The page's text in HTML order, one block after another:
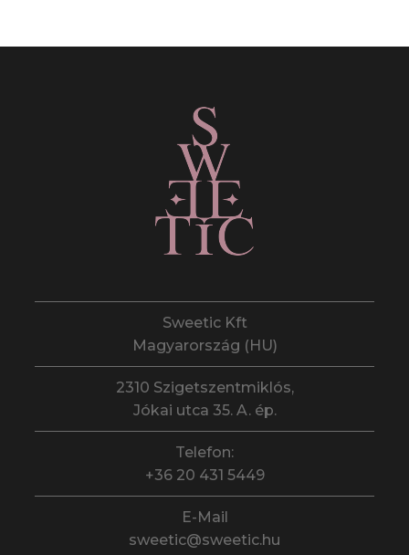
Sweetic Kft
Magyarország (HU)
2310 Szigetszentmiklós,
Jókai utca 35. A. ép.
Telefon:
+36 20 431 5449
E-Mail
sweetic@sweetic.hu